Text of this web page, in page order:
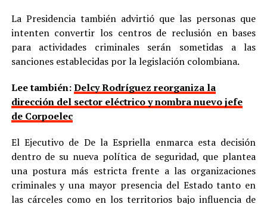
La Presidencia también advirtió que las personas que
intenten convertir los centros de reclusión en bases
para actividades criminales serán sometidas a las
sanciones establecidas por la legislación colombiana.
Lee también:Delcy Rodríguez reorganiza la
dirección del sector eléctrico y nombra nuevo jefe
de Corpoelec
El Ejecutivo de De la Espriella enmarca esta decisión
dentro de su nueva política de seguridad, que plantea
una postura más estricta frente a las organizaciones
criminales y una mayor presencia del Estado tanto en
las cárceles como en los territorios bajo influencia de